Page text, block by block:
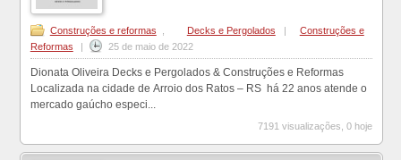
Construções e reformas , Decks e Pergolados
Construções e
Reformas
25 de maio de 2022
Dionata Oliveira Decks e Pergolados & Construções e Reformas
Localizada na cidade de Arroio dos Ratos – RS há 22 anos atende o
mercado gaúcho especi...
7191 visualizações, 0 hoje